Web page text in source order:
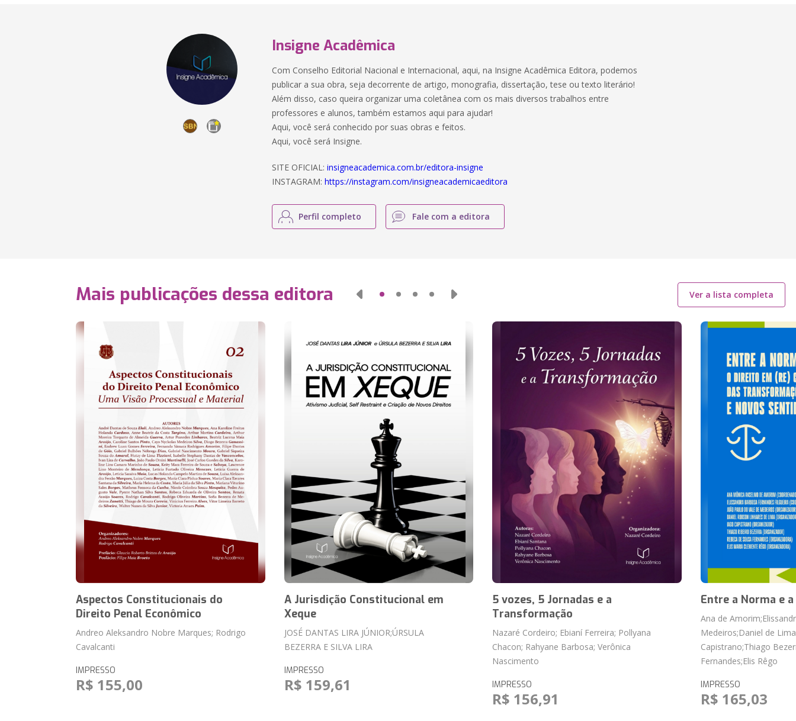
Insigne Acadêmica
Com Conselho Editorial Nacional e Internacional, aqui, na Insigne Acadêmica Editora, podemos
publicar a sua obra, seja decorrente de artigo, monografia, dissertação, tese ou texto literário!
Além disso, caso queira organizar uma coletânea com os mais diversos trabalhos entre
professores e alunos, também estamos aqui para ajudar!
Aqui, você será conhecido por suas obras e feitos.
Aqui, você será Insigne.
SITE OFICIAL:insigneacademica.com.br/editora-insigne
INSTAGRAM:https://instagram.com/insigneacademicaeditora
Perfil completo Fale com a editora
Mais publicações dessa editora Ver a lista completa
Aspectos Constitucionais do
Direito Penal Econômico
Andreo Aleksandro Nobre Marques; Rodrigo
Cavalcanti
IMPRESSO
R$ 155,00
A Jurisdição Constitucional em
Xeque
JOSÉ DANTAS LIRA JÚNIOR;ÚRSULA
BEZERRA E SILVA LIRA
IMPRESSO
R$ 159,61
5 vozes, 5 Jornadas e a
Transformação
Nazaré Cordeiro; Ebianí Ferreira; Pollyana
Chacon; Rahyane Barbosa; Verônica
Nascimento
IMPRESSO
R$ 156,91
Entre a Norma e
Ana de
Medeiros;Daniel de
Capistrano;Thiago
Fernandes;Elis Rêgo
IMPRESSO
R$ 165,03